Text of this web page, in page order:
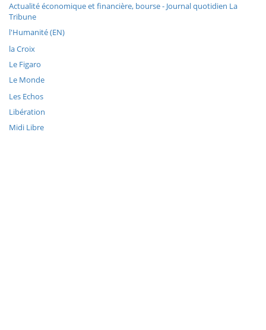
Actualité économique et financière, bourse - Journal quotidien La
Tribune
l'Humanité (EN)
la Croix
Le Figaro
Le Monde
Les Echos
Libération
Midi Libre